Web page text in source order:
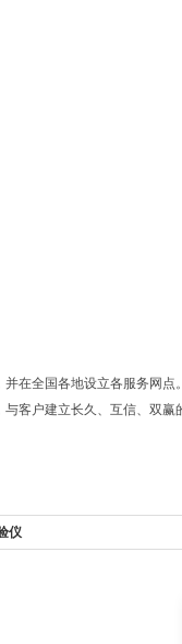
在全国各地设立各服务网点。
客户建立长久、互信、双
仪